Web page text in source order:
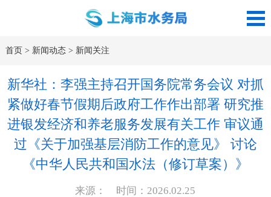
首页 > 新闻动态> 新闻关注
新华社：李强主持召开国务院常务会议 对抓
紧做好春节假期后政府工作作出部署 研究推
进银发经济和养老服务发展有关工作 审议通
过《关于加强基层消防工作的意见》 讨论
《中华人民共和国水法（修订草案）》
来源： 时间：2026.02.25